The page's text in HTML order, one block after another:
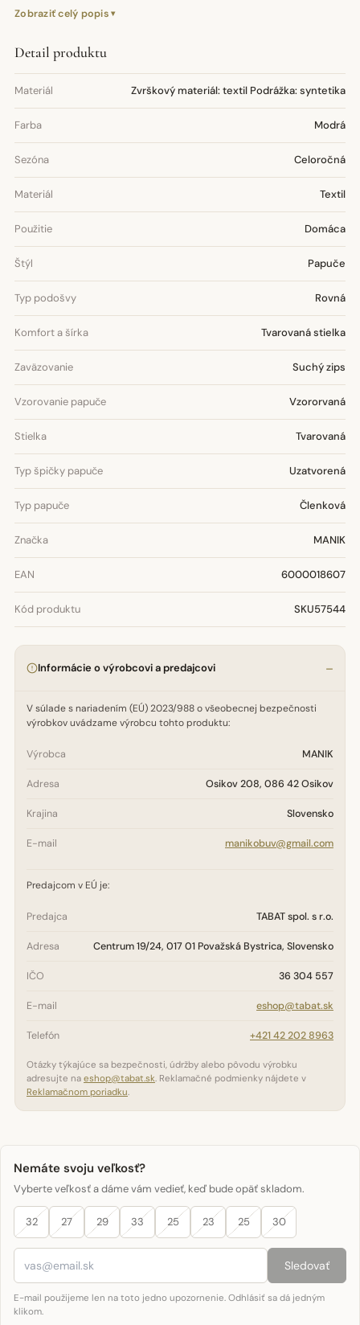
Zobraziť celý popis
Detail produktu
Materiál Zvrškový materiál: textil Podrážka: syntetika
Farba Modrá
Sezóna Celoročná
Materiál Textil
Použitie Domáca
Štýl Papuče
Typ podošvy Rovná
Komfort a šírka Tvarovaná stielka
Zaväzovanie Suchý zips
Vzorovanie papuče Vzororvaná
Stielka Tvarovaná
Typ špičky papuče Uzatvorená
Typ papuče Členková
Značka MANIK
EAN 6000018607
Kód produktu SKU57544
Informácie o výrobcovi a predajcovi
V súlade s nariadením (EÚ) 2023/988 o všeobecnej bezpečnosti
výrobkov uvádzame výrobcu tohto produktu:
Výrobca MANIK
Adresa Osikov 208, 086 42 Osikov
Krajina Slovensko
E-mail manikobuv@gmail.com
Predajcom v EÚ je:
Predajca TABAT spol. s r.o.
Adresa Centrum 19/24, 017 01 Považská Bystrica, Slovensko
IČO 36 304 557
E-mail eshop@tabat.sk
Telefón +421 42 202 8963
Otázky týkajúce sa bezpečnosti, údržby alebo pôvodu výrobku
adresujte na eshop@tabat.sk. Reklamačné podmienky nájdete v
Reklamačnom poriadku.
Nemáte svoju veľkosť?
Vyberte veľkosť a dáme vám vedieť, keď bude opäť skladom.
32 27 29 33 25 23 25 30
Sledovať
E-mail použijeme len na toto jedno upozornenie. Odhlásiť sa dá jedným
klikom.